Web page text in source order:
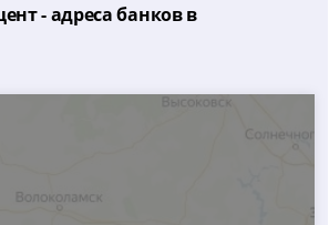
- адреса банков в